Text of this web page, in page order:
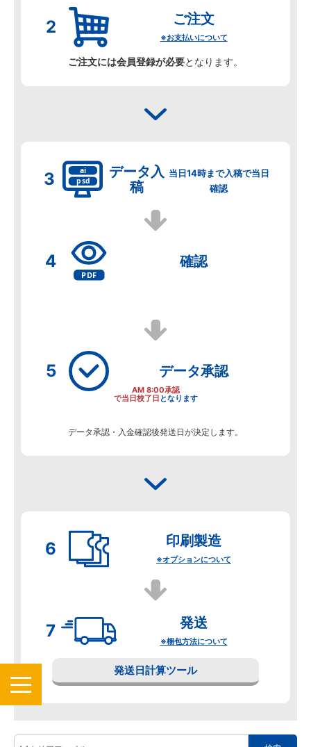
ご注文
※お支払いについて
ご注文には会員登録が必要となります。
データ入
稿
当日14時まで入稿で当日
確認
確認
データ承認
AM 8:00承認
で当日校了日 となります
データ承認・入金確認後発送日が決定します。
印刷製造
※オプションについて
発送
※梱包方法について
発送日計算ツール